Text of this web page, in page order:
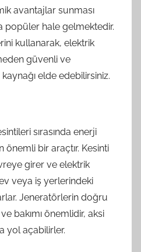
avantajlar sunması
popüler hale gelmektedir.
kullanarak, elektrik
güvenli ve
elde edebilirsiniz.
sırasında enerji
önemli bir araçtır. Kesinti
girer ve elektrik
veya iş yerlerindeki
Jeneratörlerin doğru
bakımı önemlidir, aksi
yol açabilirler.